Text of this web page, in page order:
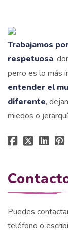
Trabajamos
respetuosa,
perro es lo más
entender el
diferente,
miedos o
Puedes
teléfono o